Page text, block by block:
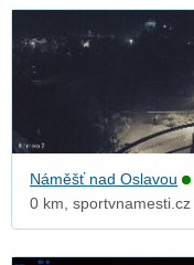
Náměšť nad Oslavou
0 km, sportvnamesti.cz